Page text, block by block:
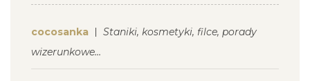
cocosanka
Staniki, kosmetyki, filce, porady
wizerunkowe…